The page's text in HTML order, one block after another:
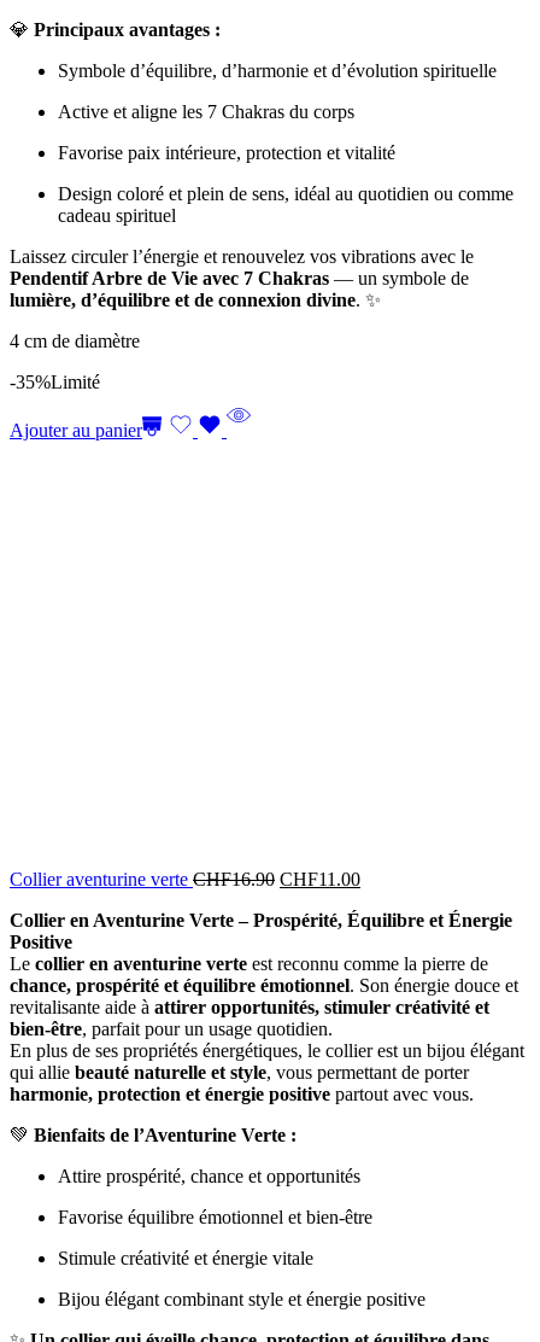
💎 Principaux avantages :
Symbole d’équilibre, d’harmonie et d’évolution spirituelle
Active et aligne les 7 Chakras du corps
Favorise paix intérieure, protection et vitalité
Design coloré et plein de sens, idéal au quotidien ou comme
cadeau spirituel
Laissez circuler l’énergie et renouvelez vos vibrations avec le
Pendentif Arbre de Vie avec 7 Chakras — un symbole de
lumière, d’équilibre et de connexion divine. ✨
4 cm de diamètre
-35%Limité
Ajouter au panier
Collier aventurine verte CHF16.90 CHF11.00
Collier en Aventurine Verte – Prospérité, Équilibre et Énergie
Positive
Le collier en aventurine verte est reconnu comme la pierre de
chance, prospérité et équilibre émotionnel. Son énergie douce et
revitalisante aide à attirer opportunités, stimuler créativité et
bien-être, parfait pour un usage quotidien.
En plus de ses propriétés énergétiques, le collier est un bijou élégant
qui allie beauté naturelle et style, vous permettant de porter
harmonie, protection et énergie positive partout avec vous.
💚 Bienfaits de l’Aventurine Verte :
Attire prospérité, chance et opportunités
Favorise équilibre émotionnel et bien-être
Stimule créativité et énergie vitale
Bijou élégant combinant style et énergie positive